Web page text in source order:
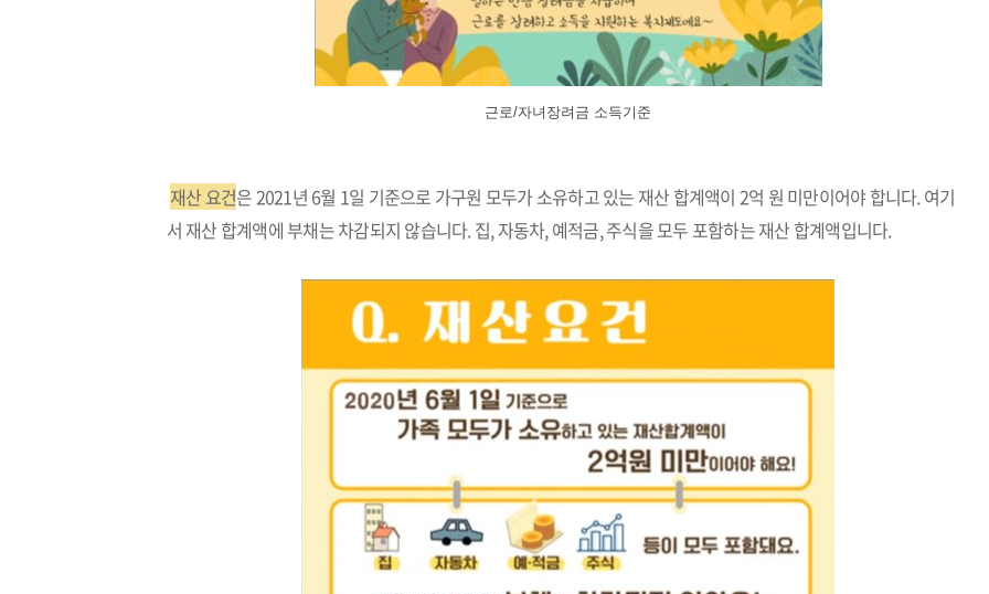
근로/자녀장려금 소득기준
재산 요건은 2021년 6월 1일 기준으로 가구원 모두가 소유하고 있는 재산 합계액이 2억 원 미만이어야 합니다. 여기
서 재산 합계액에 부채는 차감되지 않습니다. 집, 자동차, 예적금, 주식을 모두 포함하는 재산 합계액입니다.